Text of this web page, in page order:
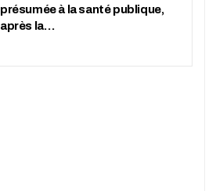
présumée à la santé publique,
après la…